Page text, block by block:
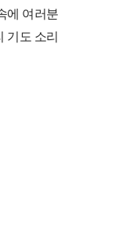
에 여러분
기도 소리